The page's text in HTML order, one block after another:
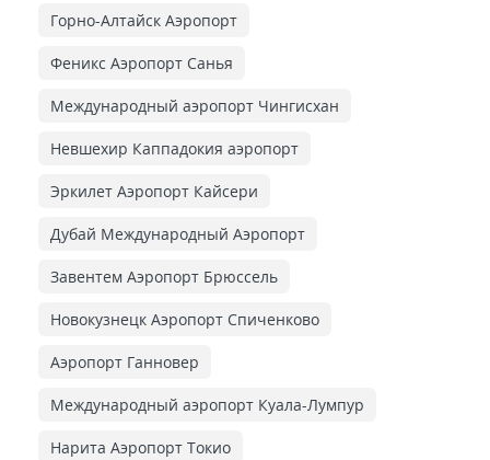
Горно-Алтайск Аэропорт
Феникс Аэропорт Санья
Международный аэропорт Чингисхан
Невшехир Каппадокия аэропорт
Эркилет Аэропорт Кайсери
Дубай Международный Аэропорт
Завентем Аэропорт Брюссель
Новокузнецк Аэропорт Спиченково
Аэропорт Ганновер
Международный аэропорт Куала-Лумпур
Нарита Аэропорт Токио